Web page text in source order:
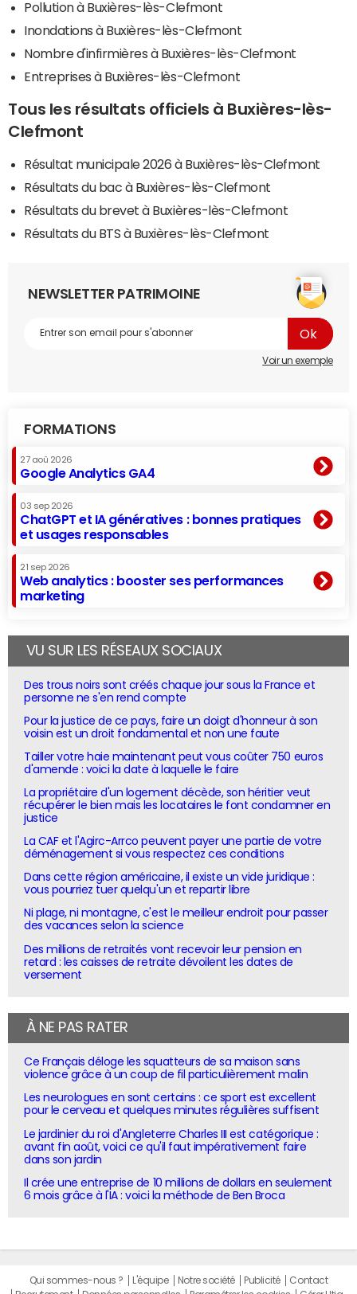
Pollution à Buxières-lès-Clefmont
Inondations à Buxières-lès-Clefmont
Nombre d'infirmières à Buxières-lès-Clefmont
Entreprises à Buxières-lès-Clefmont
Tous les résultats officiels à Buxières-lès-
Clefmont
Résultat municipale 2026 à Buxières-lès-Clefmont
Résultats du bac à Buxières-lès-Clefmont
Résultats du brevet à Buxières-lès-Clefmont
Résultats du BTS à Buxières-lès-Clefmont
NEWSLETTER PATRIMOINE
Voir un exemple
FORMATIONS
27 aoû 2026
Google Analytics GA4
03 sep 2026
ChatGPT et IA génératives : bonnes pratiques
et usages responsables
21 sep 2026
Web analytics : booster ses performances
marketing
VU SUR LES RÉSEAUX SOCIAUX
Des trous noirs sont créés chaque jour sous la France et
personne ne s'en rend compte
Pour la justice de ce pays, faire un doigt d'honneur à son
voisin est un droit fondamental et non une faute
Tailler votre haie maintenant peut vous coûter 750 euros
d'amende : voici la date à laquelle le faire
La propriétaire d'un logement décède, son héritier veut
récupérer le bien mais les locataires le font condamner en
justice
La CAF et l'Agirc-Arrco peuvent payer une partie de votre
déménagement si vous respectez ces conditions
Dans cette région américaine, il existe un vide juridique :
vous pourriez tuer quelqu'un et repartir libre
Ni plage, ni montagne, c'est le meilleur endroit pour passer
des vacances selon la science
Des millions de retraités vont recevoir leur pension en
retard : les caisses de retraite dévoilent les dates de
versement
À NE PAS RATER
Ce Français déloge les squatteurs de sa maison sans
violence grâce à un coup de fil particulièrement malin
Les neurologues en sont certains : ce sport est excellent
pour le cerveau et quelques minutes régulières suffisent
Le jardinier du roi d'Angleterre Charles III est catégorique :
avant fin août, voici ce qu'il faut impérativement faire
dans son jardin
Il crée une entreprise de 10 millions de dollars en seulement
6 mois grâce à l'IA : voici la méthode de Ben Broca
Qui sommes-nous ? L'équipe Notre société Publicité
Contact